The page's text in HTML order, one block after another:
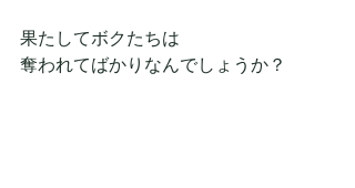
果たしてボクたちは
奪われてばかりなんでしょうか？